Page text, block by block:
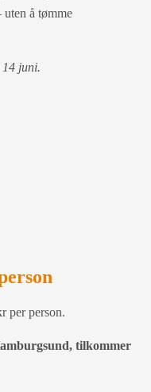
uten å tømme
14 juni.
per person.
tilkommer